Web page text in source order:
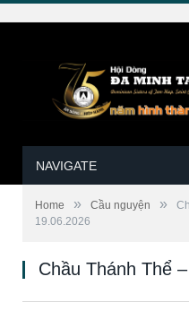
NAVIGATE
Home » Cầu nguyện »
19.06.2026
Chầu Thánh Thể